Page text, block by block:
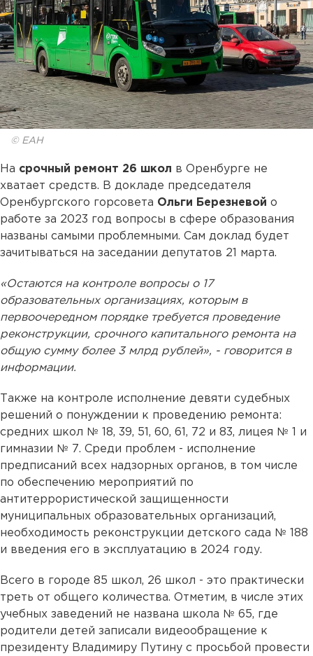
© ЕАН
На срочный ремонт 26 школ в Оренбурге не
хватает средств. В докладе председателя
Оренбургского горсовета Ольги Березневой о
работе за 2023 год вопросы в сфере образования
названы самыми проблемными. Сам доклад будет
зачитываться на заседании депутатов 21 марта.
«Остаются на контроле вопросы о 17
образовательных организациях, которым в
первоочередном порядке требуется проведение
реконструкции, срочного капитального ремонта на
общую сумму более 3 млрд рублей», - говорится в
информации.
Также на контроле исполнение девяти судебных
решений о понуждении к проведению ремонта:
средних школ № 18, 39, 51, 60, 61, 72 и 83, лицея № 1 и
гимназии № 7. Среди проблем - исполнение
предписаний всех надзорных органов, в том числе
по обеспечению мероприятий по
антитеррористической защищенности
муниципальных образовательных организаций,
необходимость реконструкции детского сада № 188
и введения его в эксплуатацию в 2024 году.
Всего в городе 85 школ, 26 школ - это практически
треть от общего количества. Отметим, в числе этих
учебных заведений не названа школа № 65, где
родители детей записали видеообращение к
президенту Владимиру Путину с просьбой провести